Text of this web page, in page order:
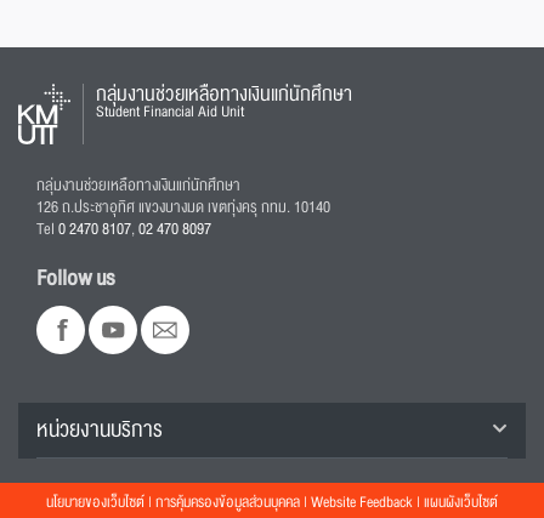
กลุ่มงานช่วยเหลือทางเงินแก่นักศึกษา
Student Financial Aid Unit
กลุ่มงานช่วยเหลือทางเงินแก่นักศึกษา
126 ถ.ประชาอุทิศ แขวงบางมด เขตทุ่งครุ กทม. 10140
Tel0 2470 8107,02 470 8097
Follow us
หน่วยงานบริการ
นโยบายของเว็บไซต์ | การคุ้มครองข้อมูลส่วนบุคคล | Website Feedback | แผนผังเว็บไซต์